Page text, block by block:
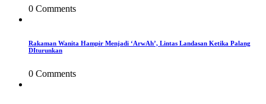
0 Comments
Rakaman Wanita Hampir Menjadi ‘ArwAh’, Lintas Landasan Ketika Palang
DIturunkan
0 Comments